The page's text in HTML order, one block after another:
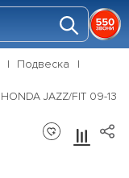
Подвеска
JAZZ/FIT 09-13